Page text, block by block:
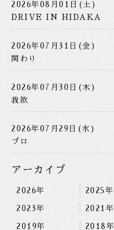
2026年08月01日(土)
DRIVE IN HIDAKA
2026年07月31日(金)
関わり
2026年07月30日(木)
我欲
2026年07月29日(水)
プロ
アーカイブ
2026年 2025年
2023年 2021年
2019年 2018年